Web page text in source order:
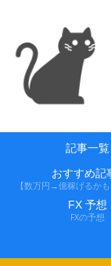
記事一覧
おすすめ記
FX 予想
FXの予想